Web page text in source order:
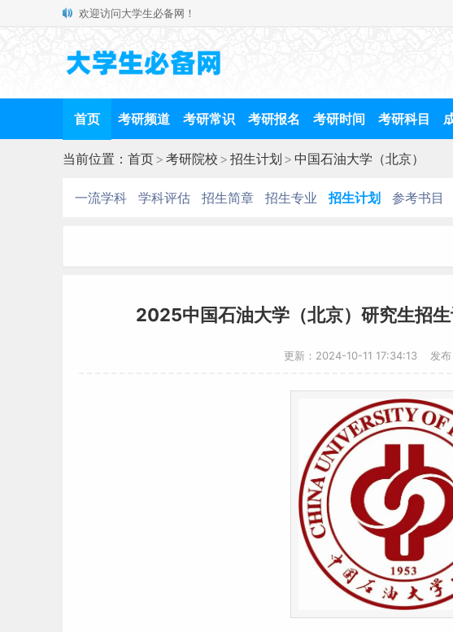
欢迎访问大学生必备网！
首页 考研频道 考研常识 考研报名 考研时间 考研科目
当前位置： 首页> 考研院校 > 招生计划 > 中国石油大学（北京）
一流学科 学科评估 招生简章 招生专业 招生计划 参考书目
2025中国石油大学（北京）研究生招
更新：2024-10-11 17:34:13 发布